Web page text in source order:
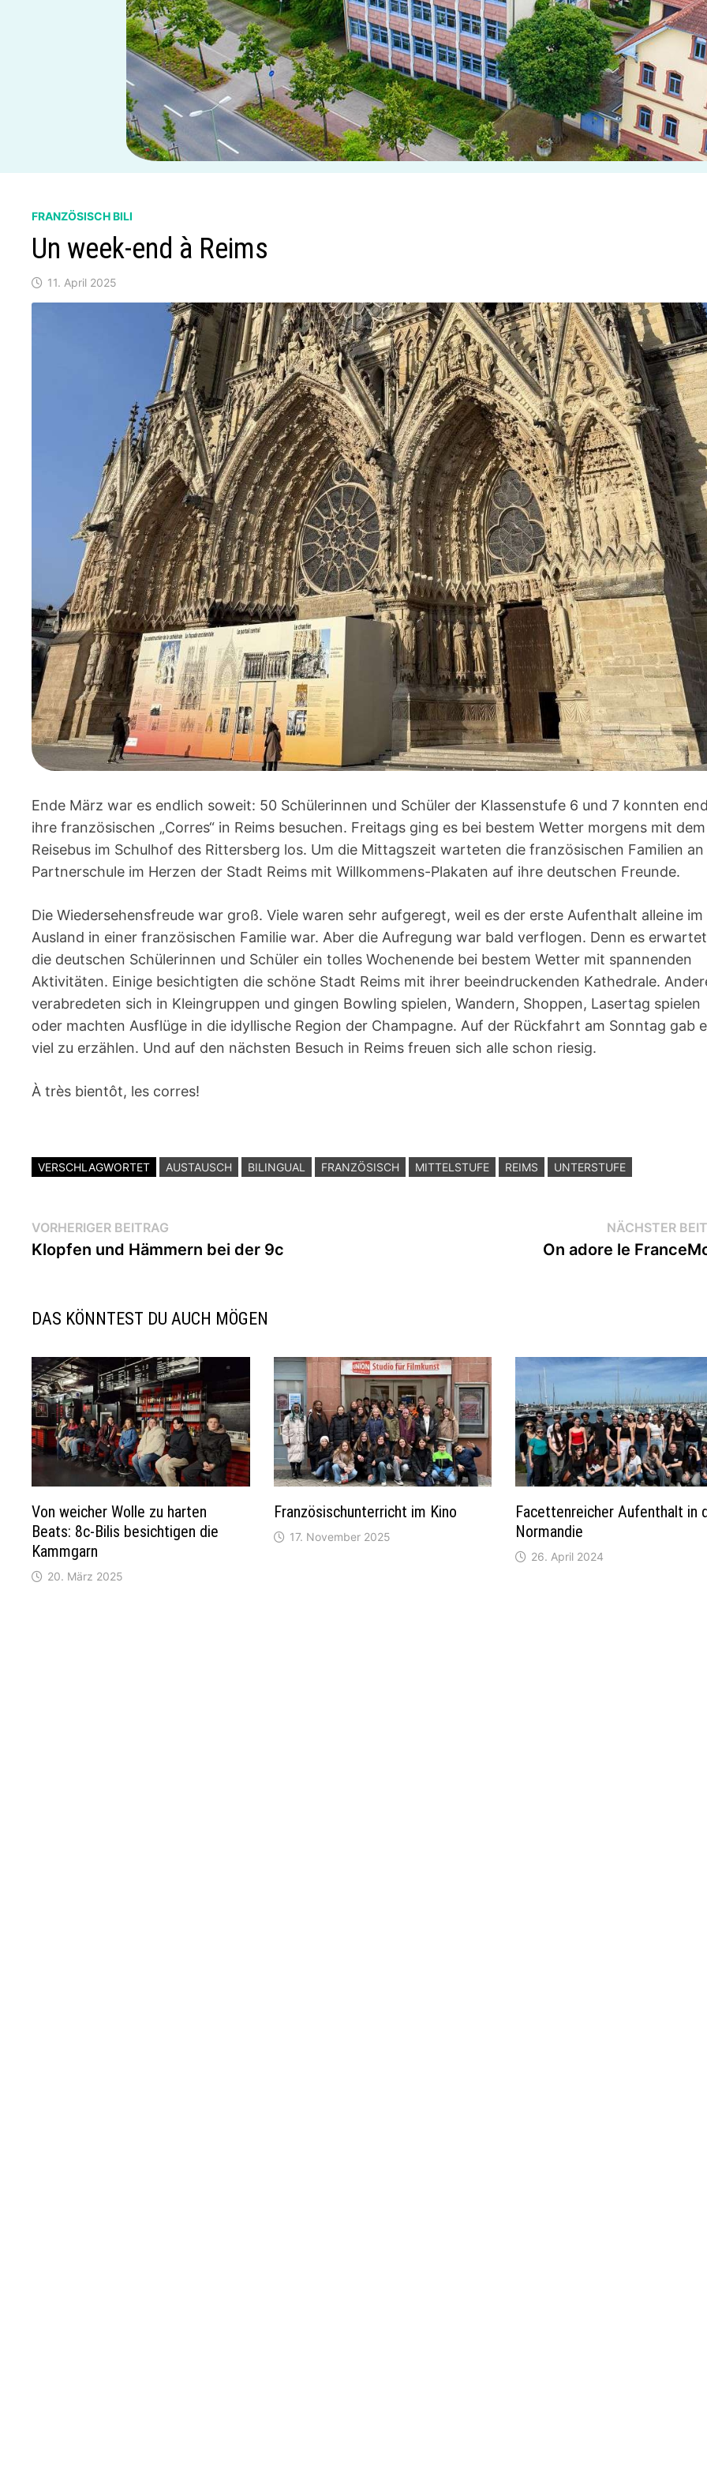
FRANZÖSISCH BILI
Un week-end à Reims
11. April 2025
Ende März war es endlich soweit: 50 Schülerinnen und Schüler der Klassenstufe 6 und 7 konnten
ihre französischen „Corres“ in Reims besuchen. Freitags ging es bei bestem Wetter morgens mit dem
Reisebus im Schulhof des Rittersberg los. Um die Mittagszeit warteten die französischen Familien
Partnerschule im Herzen der Stadt Reims mit Willkommens-Plakaten auf ihre deutschen Freunde.
Die Wiedersehensfreude war groß. Viele waren sehr aufgeregt, weil es der erste Aufenthalt alleine im
Ausland in einer französischen Familie war. Aber die Aufregung war bald verflogen. Denn es
die deutschen Schülerinnen und Schüler ein tolles Wochenende bei bestem Wetter mit spannenden
Aktivitäten. Einige besichtigten die schöne Stadt Reims mit ihrer beeindruckenden Kathedrale.
verabredeten sich in Kleingruppen und gingen Bowling spielen, Wandern, Shoppen, Lasertag spielen
oder machten Ausflüge in die idyllische Region der Champagne. Auf der Rückfahrt am Sonntag gab
viel zu erzählen. Und auf den nächsten Besuch in Reims freuen sich alle schon riesig.
À très bientôt, les corres!
VERSCHLAGWORTET AUSTAUSCH BILINGUAL FRANZÖSISCH MITTELSTUFE REIMS UNTERSTUFE
Beitragsnavigation
VORHERIGER BEITRAG
Beitrag:
Klopfen und Hämmern bei der 9c
NÄCHSTER
On adore le
DAS KÖNNTEST DU AUCH MÖGEN
Von weicher Wolle zu harten
Beats: 8c-Bilis besichtigen die
Kammgarn
20. März 2025
Französischunterricht im Kino
17. November 2025
Facettenreicher Aufenthalt in
Normandie
26. April 2024